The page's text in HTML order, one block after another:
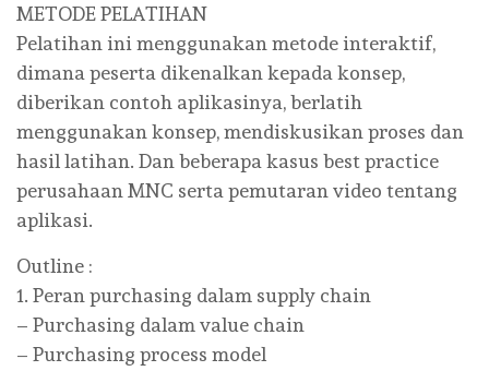
METODE PELATIHAN
Pelatihan ini menggunakan metode interaktif,
dimana peserta dikenalkan kepada konsep,
diberikan contoh aplikasinya, berlatih
menggunakan konsep, mendiskusikan proses dan
hasil latihan. Dan beberapa kasus best practice
perusahaan MNC serta pemutaran video tentang
aplikasi.
Outline :
1. Peran purchasing dalam supply chain
– Purchasing dalam value chain
– Purchasing process model